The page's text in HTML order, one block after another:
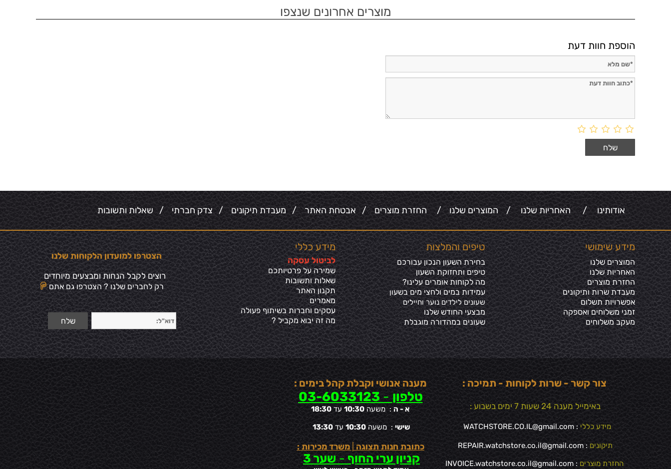
מוצרים אחרונים שנצפו
הוספת חוות דעת
אודותינו /האחריות שלנו /המוצרים שלנו/החזרת מוצרים/אבטחת האתר/מעבדת תיקונים/צדק חברתי / שאלות ותשובות
מידע שימושי
המוצרים שלנו
האחריות שלנו
החזרת מוצרים
מעבדת שרות ותיקונים
אפשרויות תשלום
זמני משלוחים ואספקה
מעקב משלוחים
טיפים והמלצות
בחירת השעון הנכון עבורכם
טיפים ותחזוקת השעון
מה לקוחות אומרים עלינו?
עמידות במים ולחצי מים בשעון
שעונים לילדים נוער וחיילים
מבצעי החודש שלנו
שעונים במהדורה מוגבלת
מידע כללי
לביטול עסקה
שמירה על פרטיותכם
שאלות ותשובות
תקנון האתר
מאמרים
עסקים וחברות בשיתוף פעולה
מה זה יבוא מקביל ?
הצטרפו למועדון הלקוחות שלנו
רוצים לקבל הנחות ומבצעים מיוחדים
רק לחברים שלנו ? הצטרפו גם אתם
צור קשר - שרות לקוחות - תמיכה :
באימייל מענה 24 שעות 7 ימים בשבוע :
מידע כללי :
WATCHSTORE.CO.IL@gmail.com
תיקונים : REPAIR.watchstore.co.il@gmail.com
החזרת מוצרים :
INVOICE.watchstore.co.il@gmail.com
מענה אנושי וקבלת קהל בימים :
טלפון-
03-6033123
א - ה : משעה 10:30 עד 18:30
שישי : משעה10:30עד13:30
כתובת חנות תצוגה |משרד מכירות :
קניון ערי החוף - שער 3